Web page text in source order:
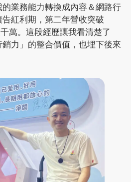
業務能力轉換成內容＆網路行
紅利期，第二年營收突破
萬。這段經歷讓我看清楚了
銷力」的整合價值，也埋下後來